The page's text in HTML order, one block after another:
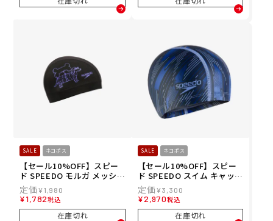
SALE ネコポス
【セール10%OFF】スピー
ド SPEEDO モルガ メッシュ
キャップ MULGA MESH CA
P スイム キャップ SE12651
MU-KU
¥1,980
¥1,782税込
在庫切れ
SALE ネコポス
【セール10%OFF】スピー
ド SPEEDO スイム キャップ
プリント シリコーン コーテ
ィング キャップ SE12616-N
B メンズ レディース ユニセ
¥3,300
¥2,970税込
在庫切れ